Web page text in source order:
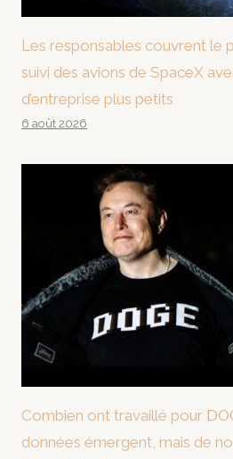
Les responsables couvrent le
suivi des avions de SpaceX
d’entreprise plus petits
6 août 2026
Combien ont travaillé pour
données émergent, mais de